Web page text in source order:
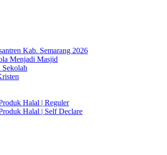
Kab. Semarang 2026
Menjadi Masjid
Halal | Reguler
Halal | Self Declare